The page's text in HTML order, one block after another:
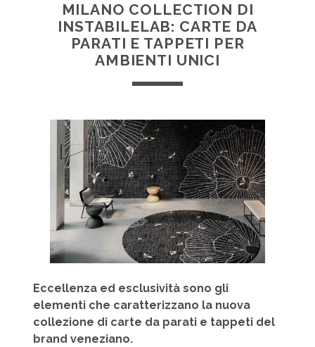
MILANO COLLECTION DI
INSTABILELAB: CARTE DA
PARATI E TAPPETI PER
AMBIENTI UNICI
Eccellenza ed esclusività sono gli
elementi che caratterizzano la nuova
collezione di carte da parati e tappeti del
brand veneziano.